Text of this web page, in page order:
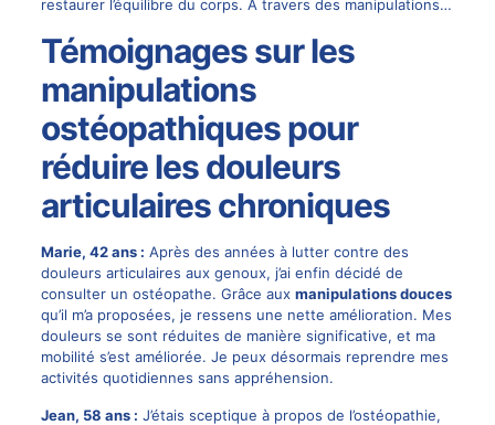
restaurer l’équilibre du corps. À travers des manipulations…
Témoignages sur les
manipulations
ostéopathiques pour
réduire les douleurs
articulaires chroniques
Marie, 42 ans : Après des années à lutter contre des
douleurs articulaires aux genoux, j’ai enfin décidé de
consulter un ostéopathe. Grâce aux manipulations douces
qu’il m’a proposées, je ressens une nette amélioration. Mes
douleurs se sont réduites de manière significative, et ma
mobilité s’est améliorée. Je peux désormais reprendre mes
activités quotidiennes sans appréhension.
Jean, 58 ans : J’étais sceptique à propos de l’ostéopathie,